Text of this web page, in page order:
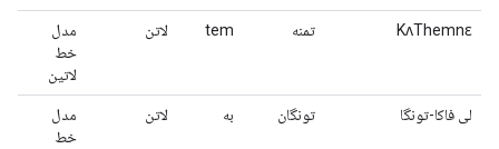
KʌThemnɛ تمنه tem لاتن
مدل
خط
لاتین
لی فاکا-تونگا تونگان به لاتن
مدل
خط